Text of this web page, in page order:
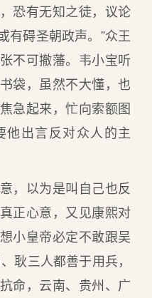
恐有无知之徒，议论
有碍圣朝政声。”众王
不可撤藩。韦小宝听
袋，虽然不大懂，也
急起来，忙向索额图
出言反对众人的主
，以为是叫自己也反
正心意，又见康熙对
小皇帝必定不敢跟吴
耿三人都善于用兵，
命，云南、贵州、广